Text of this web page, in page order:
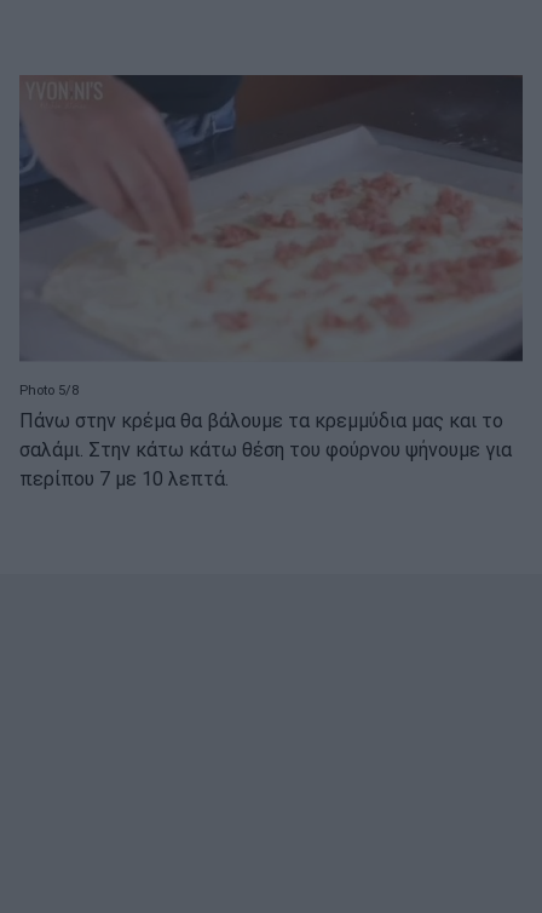
Photo 5/8
Πάνω στην κρέμα θα βάλουμε τα κρεμμύδια μας και το
σαλάμι. Στην κάτω κάτω θέση του φούρνου ψήνουμε για
περίπου 7 με 10 λεπτά.